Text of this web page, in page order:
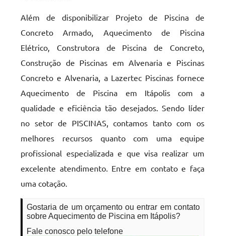
Além de disponibilizar Projeto de Piscina de
Concreto Armado, Aquecimento de Piscina
Elétrico, Construtora de Piscina de Concreto,
Construção de Piscinas em Alvenaria e Piscinas
Concreto e Alvenaria, a Lazertec Piscinas fornece
Aquecimento de Piscina em Itápolis com a
qualidade e eficiência tão desejados. Sendo líder
no setor de PISCINAS, contamos tanto com os
melhores recursos quanto com uma equipe
profissional especializada e que visa realizar um
excelente atendimento. Entre em contato e faça
uma cotação.
Gostaria de um orçamento ou entrar em contato
sobre Aquecimento de Piscina em Itápolis?
Fale conosco pelo telefone